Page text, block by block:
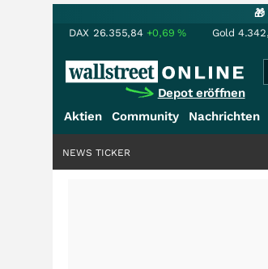
DAX 26.355,84 +0,69% Gold
Depot eröffnen
Aktien Community Nachrichten
NEWS TICKER